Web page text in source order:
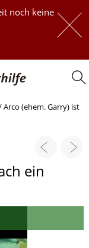
noch keine
Arco (ehem. Garry) ist
ein